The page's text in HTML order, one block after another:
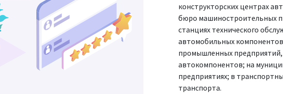
конструкторских центрах
бюро машиностроительных
станциях технического
автомобильных
промышленных
автокомпонентов; на
предприятиях; в
транспорта.